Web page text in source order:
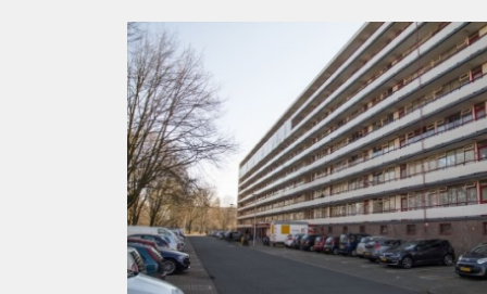
Huurtoeslag
Niet mogelijk
Inkomen eis
2,8 X Maandhuur Bruto
Huurtermijn
Onbepaalde termijn
Oplevering
Kaal